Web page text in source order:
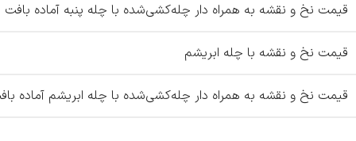
قیمت نخ و نقشه به همراه دار چله‌کشی‌شده با چله پنبه آماده بافت
قیمت نخ و نقشه با چله ابریشم
قیمت نخ و نقشه به همراه دار چله‌کشی‌شده با چله ابریشم آماده